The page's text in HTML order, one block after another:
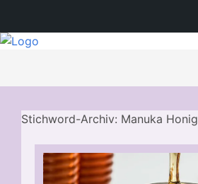
Stichword-Archiv: Manuka Honig